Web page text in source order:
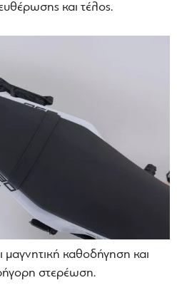
και τέλος.
καθοδήγηση και
στερέωση.